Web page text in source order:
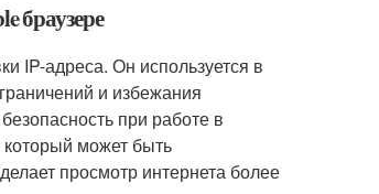
браузере
IP-адреса. Он используется в
и избежания
при работе в
который может быть
просмотр интернета более